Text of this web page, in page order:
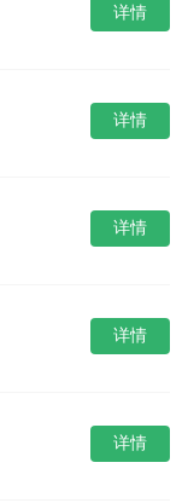
详情
详情
详情
详情
详情